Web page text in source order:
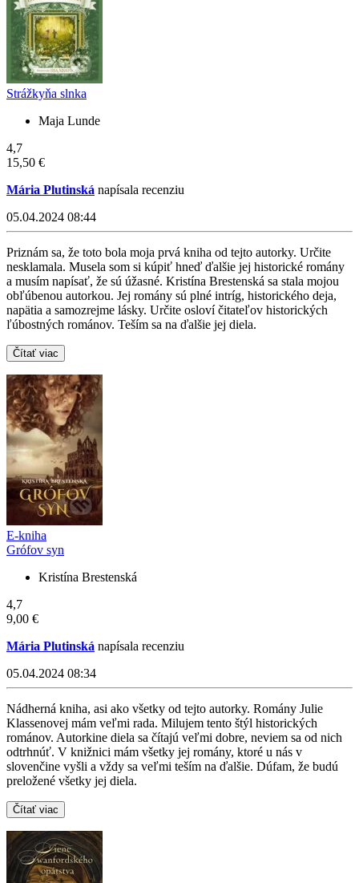
Strážkyňa slnka
Maja Lunde
4,7
15,50 €
Mária Plutinská napísala recenziu
05.04.2024 08:44
Priznám sa, že toto bola moja prvá kniha od tejto autorky. Určite
nesklamala. Musela som si kúpiť hneď ďalšie jej historické romány
a musím napísať, že sú úžasné. Kristína Brestenská sa stala mojou
obľúbenou autorkou. Jej romány sú plné intríg, historického deja,
napätia a samozrejme lásky. Určite osloví čitateľov historických
ľúbostných románov. Teším sa na ďalšie jej diela.
Čítať viac
E-kniha
Grófov syn
Kristína Brestenská
4,7
9,00 €
Mária Plutinská napísala recenziu
05.04.2024 08:34
Nádherná kniha, asi ako všetky od tejto autorky. Romány Julie
Klassenovej mám veľmi rada. Milujem tento štýl historických
románov. Autorkine diela sa čítajú veľmi dobre, neviem sa od nich
odtrhnúť. V knižnici mám všetky jej romány, ktoré u nás v
slovenčine vyšli a vždy sa veľmi teším na ďalšie. Dúfam, že budú
preložené všetky jej diela.
Čítať viac